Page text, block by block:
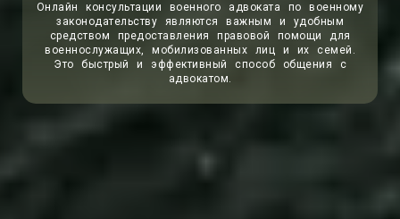
Онлайн консультации военного адвоката по военному
законодательству являются важным и удобным
средством предоставления правовой помощи для
военнослужащих, мобилизованных лиц и их семей.
Это быстрый и эффективный способ общения с
адвокатом.